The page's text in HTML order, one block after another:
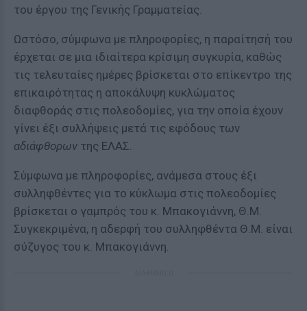
του έργου της Γενικής Γραμματείας.
Ωστόσο, σύμφωνα με πληροφορίες, η παραίτησή του
έρχεται σε μια ιδιαίτερα κρίσιμη συγκυρία, καθώς
τις τελευταίες ημέρες βρίσκεται στο επίκεντρο της
επικαιρότητας η αποκάλυψη κυκλώματος
διαφθοράς στις πολεοδομίες, για την οποία έχουν
γίνει έξι συλλήψεις μετά τις εφόδους των
αδιάφθορων της ΕΛΑΣ.
Σύμφωνα με πληροφορίες, ανάμεσα στους έξι
συλληφθέντες για το κύκλωμα στις πολεοδομίες
βρίσκεται ο γαμπρός του κ. Μπακογιάννη, Θ.Μ.
Συγκεκριμένα, η αδερφή του συλληφθέντα Θ.Μ. είναι
σύζυγος του κ. Μπακογιάννη.